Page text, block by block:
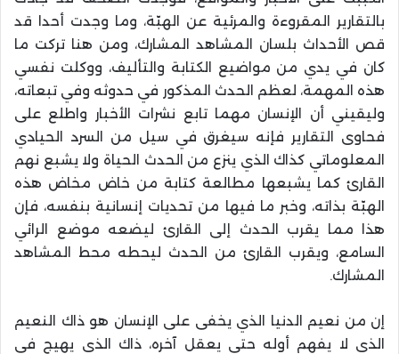
بالتقارير المقروءة والمرئية عن الهبّة، وما وجدت أحدا قد
قص الأحداث بلسان المشاهد المشارك، ومن هنا تركت ما
كان في يدي من مواضيع الكتابة والتأليف، ووكلت نفسي
هذه المهمة، لعظم الحدث المذكور في حدوثه وفي تبعاته،
وليقيني أن الإنسان مهما تابع نشرات الأخبار واطلع على
فحاوى التقارير فإنه سيغرق في سيل من السرد الحيادي
المعلوماتي كذاك الذي ينزع من الحدث الحياة ولا يشبع نهم
القارئ كما يشبعها مطالعة كتابة من خاض مخاض هذه
الهبّة بذاته، وخبر ما فيها من تحديات إنسانية بنفسه، فإن
هذا مما يقرب الحدث إلى القارئ ليضعه موضع الرائي
السامع، ويقرب القارئ من الحدث ليحطه محط المشاهد
المشارك.
إن من نعيم الدنيا الذي يخفى على الإنسان هو ذاك النعيم
الذي لا يفهم أوله حتى يعقل آخره، ذاك الذي يهيج في